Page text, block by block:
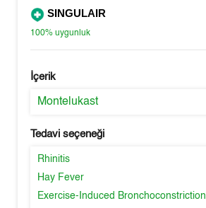
SINGULAIR
100%uygunluk
İçerik
Montelukast
Tedavi seçeneği
Rhinitis
Hay Fever
Exercise-Induced Bronchoconstriction